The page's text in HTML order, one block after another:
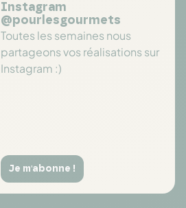
Instagram
@pourlesgourmets
Toutes les semaines nous
partageons vos réalisations sur
Instagram :)
Je m'abonne !